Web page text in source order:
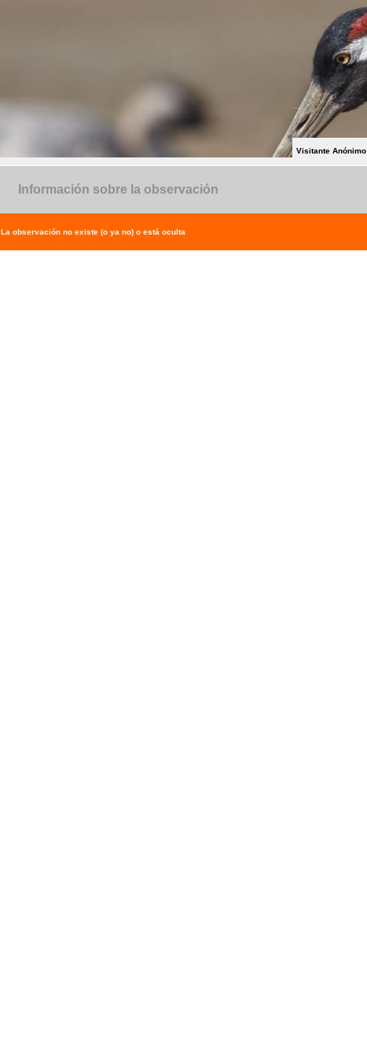
Visitante Anónimo
Información sobre la observación
La observación no existe (o ya no) o está oculta